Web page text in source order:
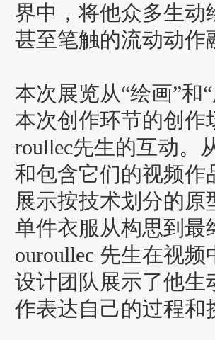
界中，将他众多生动
甚至笔触的流动动作
本次展览从“绘画”和
本次创作环节的创作
roullec先生的互动。
和包含它们的视频作
展示按技术划分的
单件衣服从构思到最
ouroullec 先生在视
设计团队展示了他生
作表达自己的过程和